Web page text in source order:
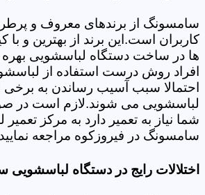
سامسونگ از برندهای معروف و
کاربران است.این برند از بهترین و
ها در ساخت دستگاه لباسشویی
افراد روش درست استفاده از
احتمالا سبب آسیب رساندن به برخی
لباسشویی می شوند.لازم است در
شما نیاز به تعمیر دارد به مرکز
سامسونگ در فیروزکوه مراجعه
اختلالات رایج در دستگاه